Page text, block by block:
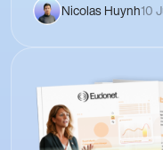
Nicolas Huynh10